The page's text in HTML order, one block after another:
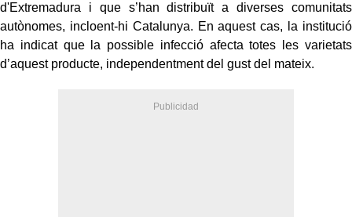
d'Extremadura i que s’han distribuït a diverses comunitats
autònomes, incloent-hi Catalunya. En aquest cas, la institució
ha indicat que la possible infecció afecta totes les varietats
d’aquest producte, independentment del gust del mateix.